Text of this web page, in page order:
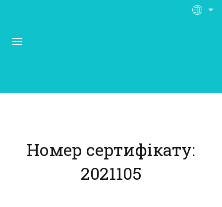
Матеріали
Нас підтримують
Номер сертифікату:
2021105